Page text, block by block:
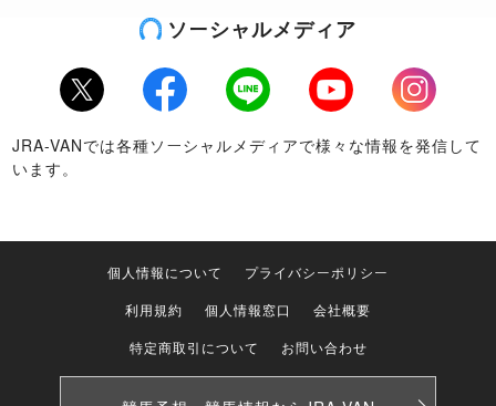
ソーシャルメディア
Twitter Facebook LINE Youtube
Instagram
JRA-VANでは各種ソーシャルメディアで様々な情報を発信して
います。
個人情報について
プライバシーポリシー
利用規約
個人情報窓口
会社概要
特定商取引について
お問い合わせ